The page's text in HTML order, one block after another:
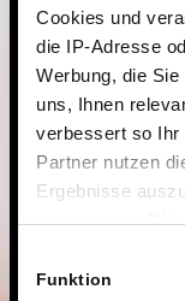
Cookies und
die IP-Adresse
Werbung, die
uns, Ihnen
verbessert so Ihr
Partner nutzen
Ergebnisse
anzupassen. Wir
Technologien.
Funktion